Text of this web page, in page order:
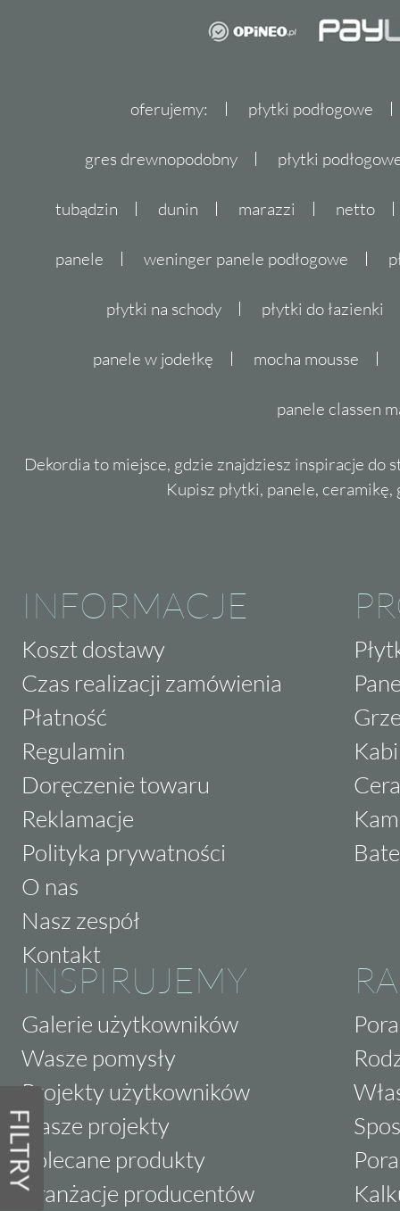
FILTRY
oferujemy: płytki podłogowe
gres drewnopodobny płytki
tubądzin dunin marazzi netto
panele weninger panele podłogowe
płytki na schody płytki do łazienki
panele w jodełkę mocha mousse
panele classen
Dekordia to miejsce, gdzie znajdziesz inspiracje do
Kupisz płytki, panele,
INFORMACJE
Koszt dostawy
Czas realizacji zamówienia
Płatność
Regulamin
Doręczenie towaru
Reklamacje
Polityka prywatności
O nas
Nasz zespół
Kontakt
INSPIRUJEMY
Galerie użytkowników
Wasze pomysły
Projekty użytkowników
Nasze projekty
Polecane produkty
Aranżacje producentów